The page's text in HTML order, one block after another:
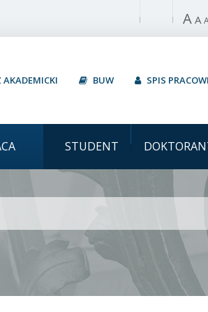
Włącz A A
AKADEMICKI BUW SPIS
STUDENT